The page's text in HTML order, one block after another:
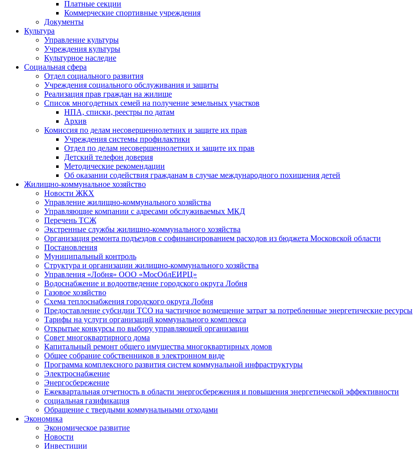
Платные секции
Коммерческие спортивные учреждения
Документы
Культура
Управление культуры
Учреждения культуры
Культурное наследие
Социальная сфера
Отдел социального развития
Учреждения социального обслуживания и защиты
Реализация прав граждан на жилище
Список многодетных семей на получение земельных участков
НПА, списки, реестры по датам
Архив
Комиссия по делам несовершеннолетних и защите их прав
Учреждения системы профилактики
Отдел по делам несовершеннолетних и защите их прав
Детский телефон доверия
Методические рекомендации
Об оказании содействия гражданам в случае международного похищения детей
Жилищно-коммунальное хозяйство
Новости ЖКХ
Управление жилищно-коммунального хозяйства
Управляющие компании с адресами обслуживаемых МКД
Перечень ТСЖ
Экстренные службы жилищно-коммунального хозяйства
Организация ремонта подъездов с софинансированием расходов из бюджета Московской области
Постановления
Муниципальный контроль
Структура и организации жилищно-коммунального хозяйства
Управления «Лобня» ООО «МосОблЕИРЦ»
Водоснабжение и водоотведение городского округа Лобня
Газовое хозяйство
Схема теплоснабжения городского округа Лобня
Предоставление субсидии ТСО на частичное возмещение затрат за потребленные энергетические ресурсы
Тарифы на услуги организаций коммунального комплекса
Открытые конкурсы по выбору управляющей организации
Совет многоквартирного дома
Капитальный ремонт общего имущества многоквартирных домов
Общее собрание собственников в электронном виде
Программа комплексного развития систем коммунальной инфраструктуры
Электроснабжение
Энергосбережение
Ежеквартальная отчетность в области энергосбережения и повышения энергетической эффективности
социальная газификация
Обращение с твердыми коммунальными отходами
Экономика
Экономическое развитие
Новости
Инвестиции